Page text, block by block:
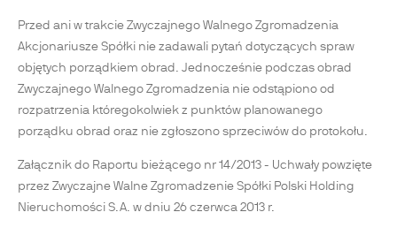
Przed ani w trakcie Zwyczajnego Walnego Zgromadzenia
Akcjonariusze Spółki nie zadawali pytań dotyczących spraw
objętych porządkiem obrad. Jednocześnie podczas obrad
Zwyczajnego Walnego Zgromadzenia nie odstąpiono od
rozpatrzenia któregokolwiek z punktów planowanego
porządku obrad oraz nie zgłoszono sprzeciwów do protokołu.
Załącznik do Raportu bieżącego nr 14/2013 - Uchwały powzięte
przez Zwyczajne Walne Zgromadzenie Spółki Polski Holding
Nieruchomości S.A. w dniu 26 czerwca 2013 r.